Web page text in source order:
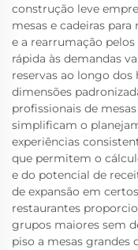
construção leve
mesas e cadeiras
e a rearrumação
rápida às demandas
reservas ao longo
dimensões
profissionais de
simplificam o
experiências
que permitem o
e do potencial de
de expansão em
restaurantes
grupos maiores sem
piso a mesas grandes